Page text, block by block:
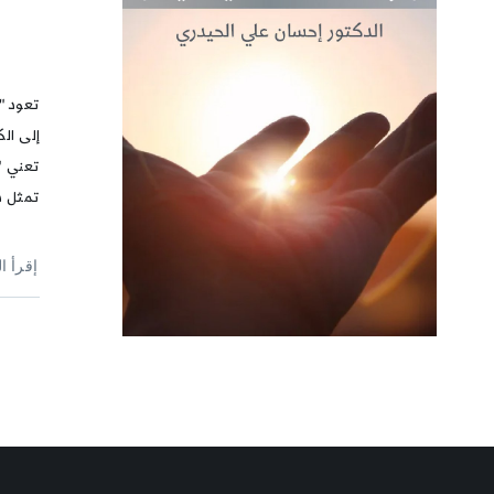
تعود
إلى
تعني
تمثل
إقرأ